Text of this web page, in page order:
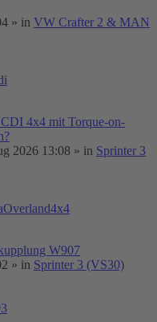
» in VW Crafter 2 & MAN
4x4 mit Torque-on-
2026 13:08 » in Sprinter 3
W907
» in Sprinter 3 (VS30)